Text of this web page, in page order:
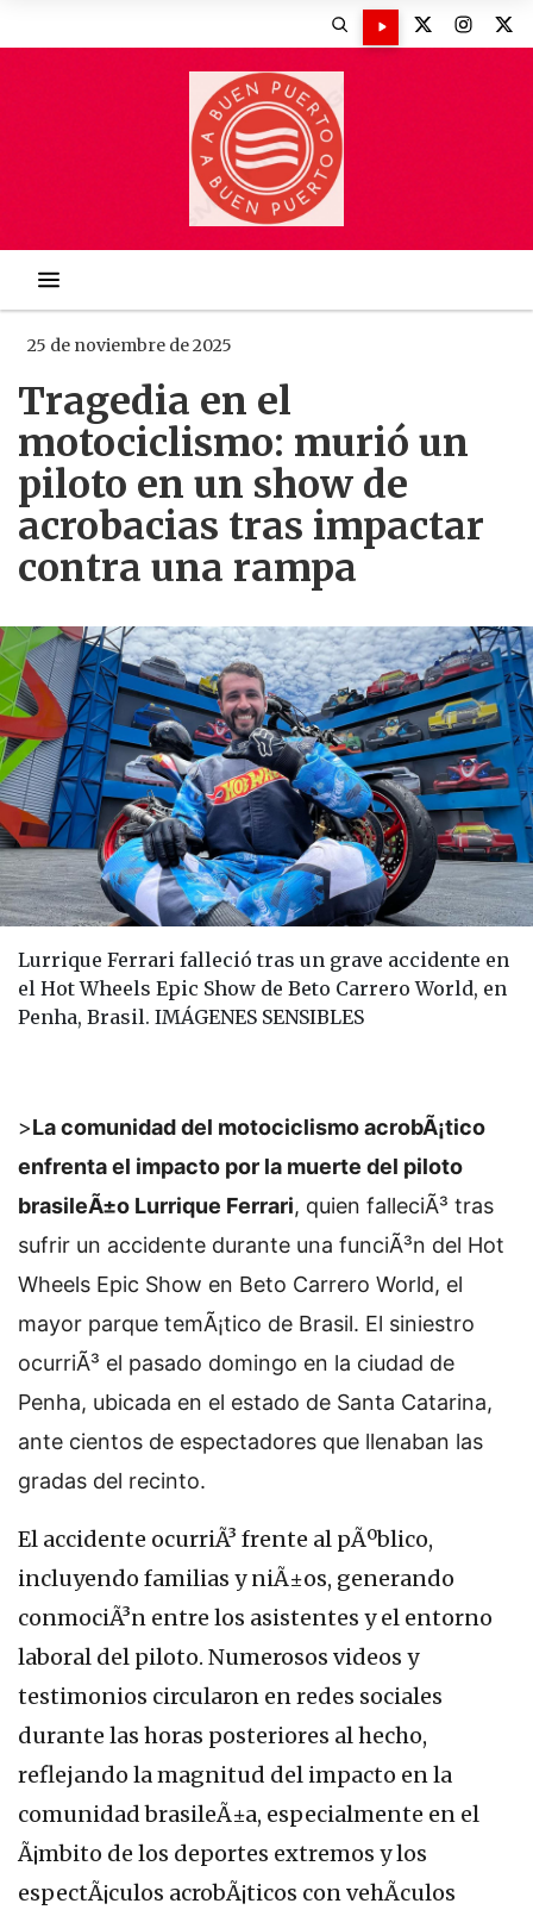
25 de noviembre de 2025
Tragedia en el
motociclismo: murió un
piloto en un show de
acrobacias tras impactar
contra una rampa
Lurrique Ferrari falleció tras un grave accidente en
el Hot Wheels Epic Show de Beto Carrero World, en
Penha, Brasil. IMÁGENES SENSIBLES
>La comunidad del motociclismo acrobÃ¡tico
enfrenta el impacto por la muerte del piloto
brasileÃ±o Lurrique Ferrari, quien falleciÃ³ tras
sufrir un accidente durante una funciÃ³n del Hot
Wheels Epic Show en Beto Carrero World, el
mayor parque temÃ¡tico de Brasil. El siniestro
ocurriÃ³ el pasado domingo en la ciudad de
Penha, ubicada en el estado de Santa Catarina,
ante cientos de espectadores que llenaban las
gradas del recinto.
El accidente ocurriÃ³ frente al pÃºblico,
incluyendo familias y niÃ±os, generando
conmociÃ³n entre los asistentes y el entorno
laboral del piloto. Numerosos videos y
testimonios circularon en redes sociales
durante las horas posteriores al hecho,
reflejando la magnitud del impacto en la
comunidad brasileÃ±a, especialmente en el
Ã¡mbito de los deportes extremos y los
espectÃ¡culos acrobÃ¡ticos con vehÃ­culos